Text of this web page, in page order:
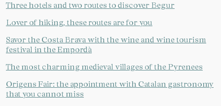
Three hotels and two routes to discover Begur
Lover of hiking, these routes are for you
Savor the Costa Brava with the wine and wine tourism
festival in the Empordà
The most charming medieval villages of the Pyrenees
Origens Fair: the appointment with Catalan gastronomy
that you cannot miss